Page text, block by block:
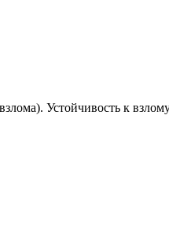
Устойчивость к